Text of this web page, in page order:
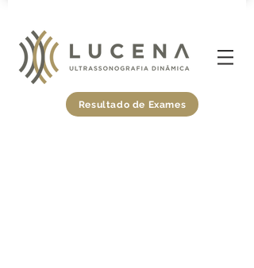
Resultado de Exames